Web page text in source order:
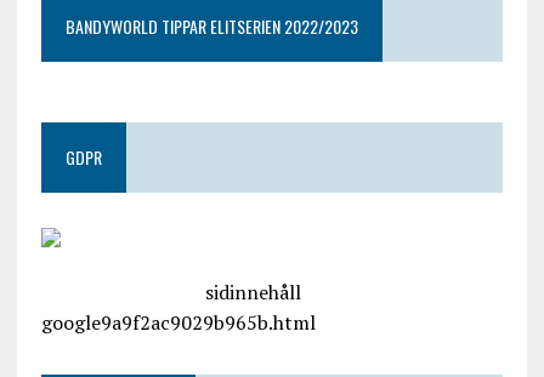
BANDYWORLD TIPPAR ELITSERIEN 2022/2023
GDPR
sidinnehåll
google9a9f2ac9029b965b.html